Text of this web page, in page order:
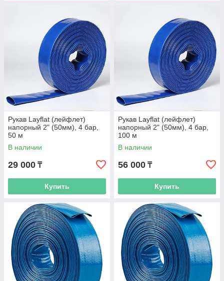
Рукав Layflat (лейфлет)
напорный 2" (50мм), 4 бар,
50 м
В наличии
29 000 ₸
Купить
Рукав Layflat (лейфлет)
напорный 2" (50мм), 4 бар,
100 м
В наличии
56 000 ₸
Купить